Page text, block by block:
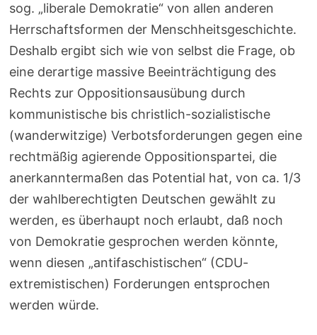
sog. „liberale Demokratie“ von allen anderen
Herrschaftsformen der Menschheitsgeschichte.
Deshalb ergibt sich wie von selbst die Frage, ob
eine derartige massive Beeinträchtigung des
Rechts zur Oppositionsausübung durch
kommunistische bis christlich-sozialistische
(wanderwitzige) Verbotsforderungen gegen eine
rechtmäßig agierende Oppositionspartei, die
anerkanntermaßen das Potential hat, von ca. 1/3
der wahlberechtigten Deutschen gewählt zu
werden, es überhaupt noch erlaubt, daß noch
von Demokratie gesprochen werden könnte,
wenn diesen „antifaschistischen“ (CDU-
extremistischen) Forderungen entsprochen
werden würde.